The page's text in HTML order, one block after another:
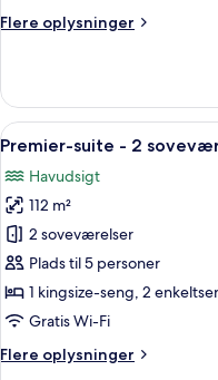
-
havudsigt
Flere oplysninger
Flere
suite
1
-
terrasse
havudsigt
Indlæs
alle
billeder
af
Premier-
suite
-
2
-
9
Premier-suite - 2
Havudsigt
112 m²
2 soveværelser
Plads til 5 personer
1 kingsize-seng, 2
Gratis Wi-Fi
Flere oplysninger
Flere